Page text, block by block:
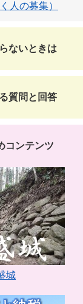
人の募集）
ないときは
質問と回答
コンテンツ
城